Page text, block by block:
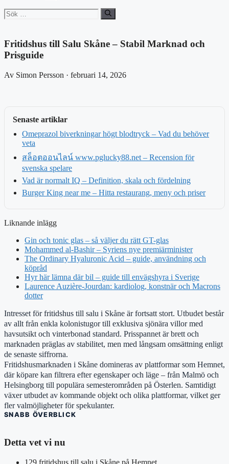
Sök
efter:
Fritidshus till Salu Skåne – Stabil Marknad och
Prisguide
Av Simon Persson · februari 14, 2026
Senaste artiklar
Omeprazol biverkningar högt blodtryck – Vad du behöver
veta
สล็อตออนไลน์ www.pglucky88.net – Recension för
svenska spelare
Vad är normalt IQ – Definition, skala och fördelning
Burger King near me – Hitta restaurang, meny och priser
Liknande inlägg
Gin och tonic glas – så väljer du rätt GT-glas
Mohammed al-Bashir – Syriens nye premiärminister
The Ordinary Hyaluronic Acid – guide, användning och
köpråd
Hyr här lämna där bil – guide till envägshyra i Sverige
Laurence Auzière-Jourdan: kardiolog, konstnär och Macrons
dotter
Intresset för fritidshus till salu i Skåne är fortsatt stort. Utbudet består
av allt från enkla kolonistugor till exklusiva sjönära villor med
havsutsikt och vinterbonad standard. Prisspannet är brett och
marknaden präglas av stabilitet, men med långsam omsättning enligt
de senaste siffrorna.
Fritidshusmarknaden i Skåne domineras av plattformar som Hemnet,
där köpare kan filtrera efter egenskaper och läge – från Malmö och
Helsingborg till populära semesterområden på Österlen. Samtidigt
växer utbudet av kommande objekt och olika plattformar, vilket ger
fler valmöjligheter för spekulanter.
SNABB ÖVERBLICK
Detta vet vi nu